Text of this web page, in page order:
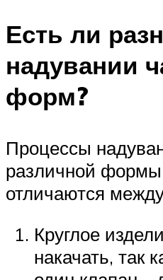
Есть ли
надувании
форм?
Процессы
различной формы
отличаются
Круглое
накачать, так